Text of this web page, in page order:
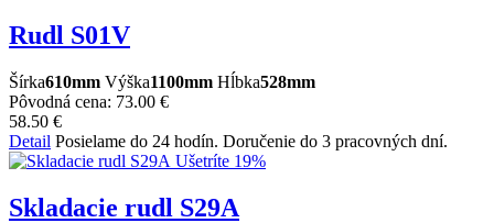
Rudl S01V
Šírka610mm Výška1100mm Hĺbka528mm
Pôvodná cena: 73.00 €
58.50 €
Detail Posielame do 24 hodín. Doručenie do 3 pracovných dní.
Ušetríte 19%
Skladacie rudl S29A